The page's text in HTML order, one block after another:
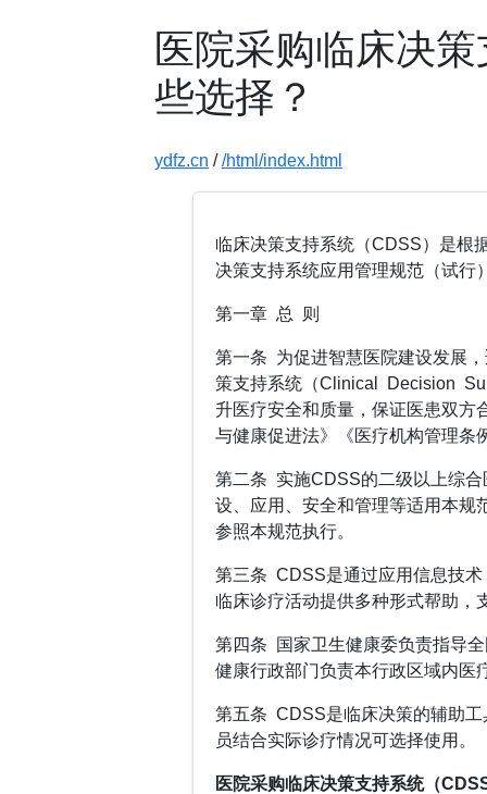
医院采购临床决
些选择？
ydfz.cn //html/index.html
临床决策支持系统（CDSS）是根
决策支持系统应用管理规范（试行
第一章 总 则
第一条 为促进智慧医院建设发展
策支持系统（Clinical Decision
升医疗安全和质量，保证医患双方
与健康促进法》《医疗机构管理条
第二条 实施CDSS的二级以上综
设、应用、安全和管理等适用本规
参照本规范执行。
第三条 CDSS是通过应用信息技
临床诊疗活动提供多种形式帮助，
第四条 国家卫生健康委负责指导
健康行政部门负责本行政区域内医
第五条 CDSS是临床决策的辅助
员结合实际诊疗情况可选择使用。
医院采购临床决策支持系统（